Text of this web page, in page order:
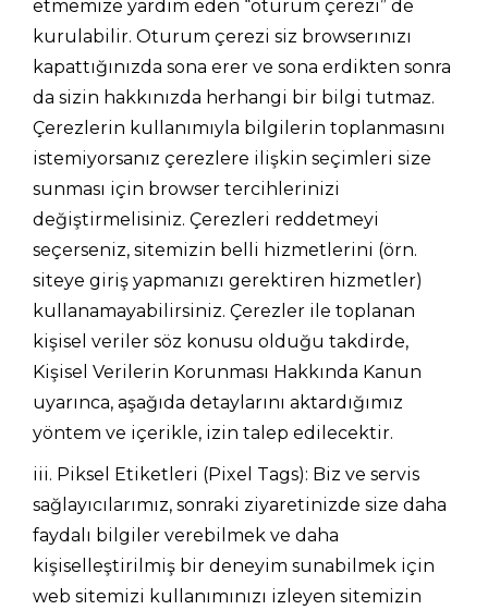
etmemize yardım eden “oturum çerezi” de
kurulabilir. Oturum çerezi siz browserınızı
kapattığınızda sona erer ve sona erdikten sonra
da sizin hakkınızda herhangi bir bilgi tutmaz.
Çerezlerin kullanımıyla bilgilerin toplanmasını
istemiyorsanız çerezlere ilişkin seçimleri size
sunması için browser tercihlerinizi
değiştirmelisiniz. Çerezleri reddetmeyi
seçerseniz, sitemizin belli hizmetlerini (örn.
siteye giriş yapmanızı gerektiren hizmetler)
kullanamayabilirsiniz. Çerezler ile toplanan
kişisel veriler söz konusu olduğu takdirde,
Kişisel Verilerin Korunması Hakkında Kanun
uyarınca, aşağıda detaylarını aktardığımız
yöntem ve içerikle, izin talep edilecektir.
iii. Piksel Etiketleri (Pixel Tags): Biz ve servis
sağlayıcılarımız, sonraki ziyaretinizde size daha
faydalı bilgiler verebilmek ve daha
kişiselleştirilmiş bir deneyim sunabilmek için
web sitemizi kullanımınızı izleyen sitemizin